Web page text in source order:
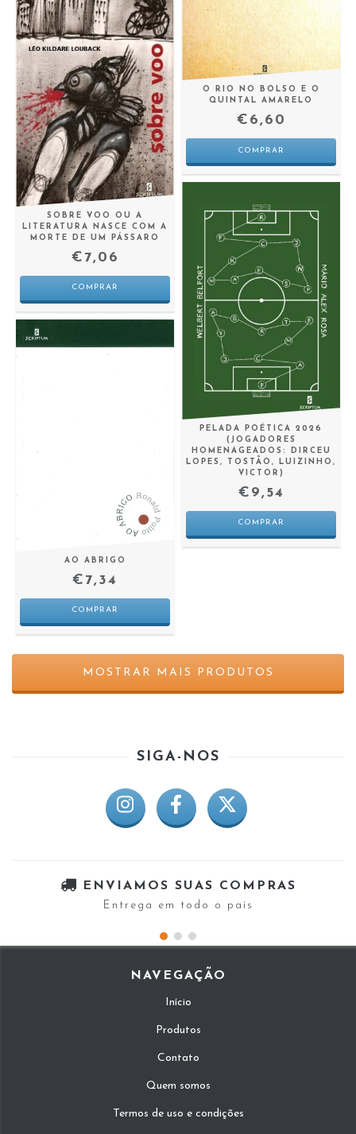
SOBRE VOO OU A
LITERATURA NASCE COM A
MORTE DE UM PÁSSARO
€7,06
O RIO NO BOLSO E O
QUINTAL AMARELO
€6,60
AO ABRIGO
€7,34
PELADA POÉTICA 2026
(JOGADORES
HOMENAGEADOS: DIRCEU
LOPES, TOSTÃO, LUIZINHO,
VICTOR)
€9,54
MOSTRAR MAIS PRODUTOS
SIGA-NOS
ENVIAMOS SUAS COMPRAS
Entrega em todo o país
NAVEGAÇÃO
Início
Produtos
Contato
Quem somos
Termos de uso e condições